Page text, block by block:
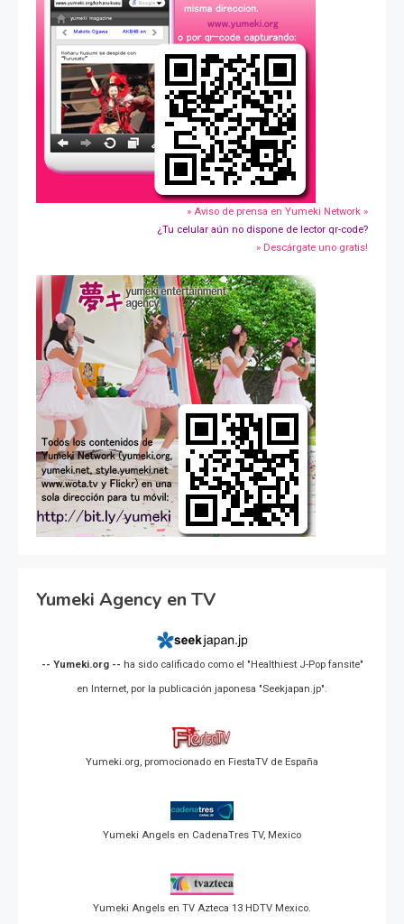
» Aviso de prensa en Yumeki Network »
¿Tu celular aún no dispone de lector qr-code?
» Descárgate uno gratis!
Yumeki Agency en TV
-- Yumeki.org -- ha sido calificado como el "Healthiest J-Pop fansite"
en Internet, por la publicación japonesa "Seekjapan.jp".
Yumeki.org, promocionado en FiestaTV de España
Yumeki Angels en CadenaTres TV, Mexico
Yumeki Angels en TV Azteca 13 HDTV Mexico.